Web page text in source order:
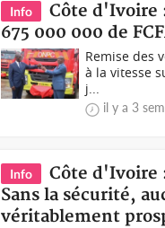
Info
Côte d'Ivoire
675 000 000 de
Remise des
à la vitesse
j...
il y a 3
Info
Côte d'Ivoire
Sans la sécurité,
véritablement